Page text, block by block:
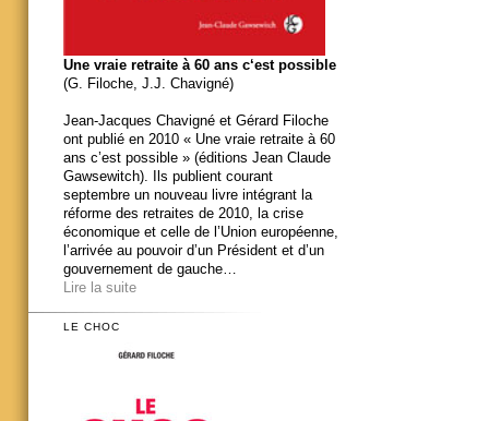
Une vraie retraite à 60 ans c‘est possible
(G. Filoche, J.J. Chavigné)
Jean-Jacques Chavigné et Gérard Filoche
ont publié en 2010 « Une vraie retraite à 60
ans c’est possible » (éditions Jean Claude
Gawsewitch). Ils publient courant
septembre un nouveau livre intégrant la
réforme des retraites de 2010, la crise
économique et celle de l’Union européenne,
l’arrivée au pouvoir d’un Président et d’un
gouvernement de gauche…
Lire la suite
LE CHOC